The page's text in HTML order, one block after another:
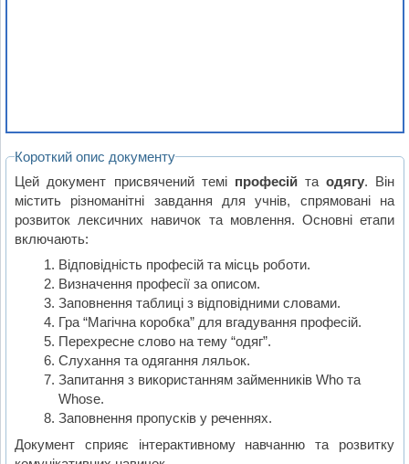
Короткий опис документу
Цей документ присвячений темі професій таодягу. Він
містить різноманітні завдання для учнів, спрямовані на
розвиток лексичних навичок та мовлення. Основні етапи
включають:
Відповідність професій та місць роботи.
Визначення професії за описом.
Заповнення таблиці з відповідними словами.
Гра “Магічна коробка” для вгадування професій.
Перехресне слово на тему “одяг”.
Слухання та одягання ляльок.
Запитання з використанням займенників Who та
Whose.
Заповнення пропусків у реченнях.
Документ сприяє інтерактивному навчанню та розвитку